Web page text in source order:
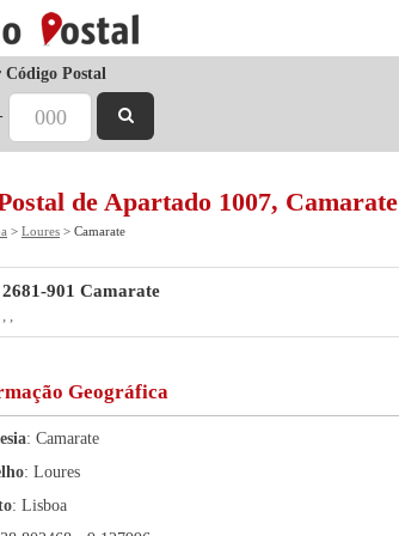
Código Postal
de Apartado 1007, Camarate
> Loures > Camarate
2681-901 Camarate
, ,
Geográfica
: Camarate
: Loures
: Lisboa